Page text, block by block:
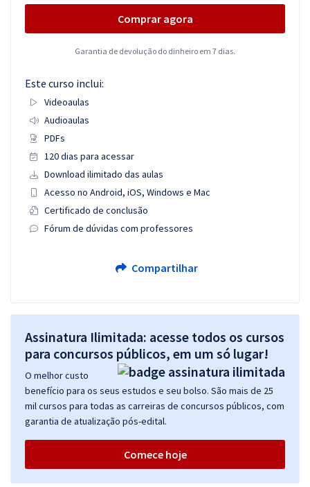
Comprar agora
Garantia de devolução do dinheiro em 7 dias.
Este curso inclui:
Videoaulas
Audioaulas
PDFs
120 dias para acessar
Download ilimitado das aulas
Acesso no Android, iOS, Windows e Mac
Certificado de conclusão
Fórum de dúvidas com professores
Compartilhar
Assinatura Ilimitada: acesse todos os cursos
para concursos públicos, em um só lugar!
O melhor custo
benefício para os seus estudos e seu bolso. São mais de 25
mil cursos para todas as carreiras de concursos públicos, com
garantia de atualização pós-edital.
Comece hoje